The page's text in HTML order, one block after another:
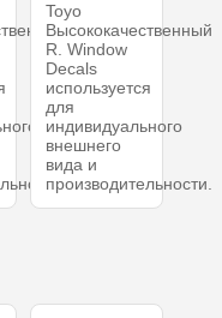
Toyo
Высококачественный
R. Window
Decals
используется
для
индивидуального
внешнего
вида и
производительности.